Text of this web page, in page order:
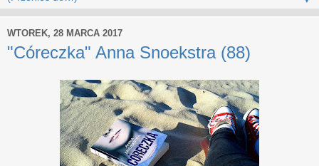
WTOREK, 28 MARCA 2017
"Córeczka" Anna Snoekstra (88)